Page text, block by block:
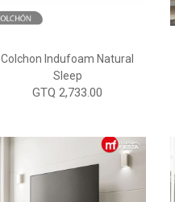
Colchon Indufoam Natural
Sleep
GTQ 2,733.00